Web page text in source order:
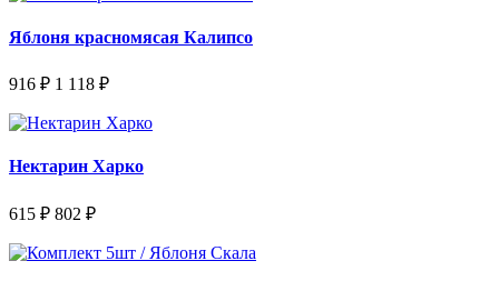
Яблоня красномясая Калипсо
916 ₽ 1 118 ₽
Нектарин Харко
615 ₽ 802 ₽